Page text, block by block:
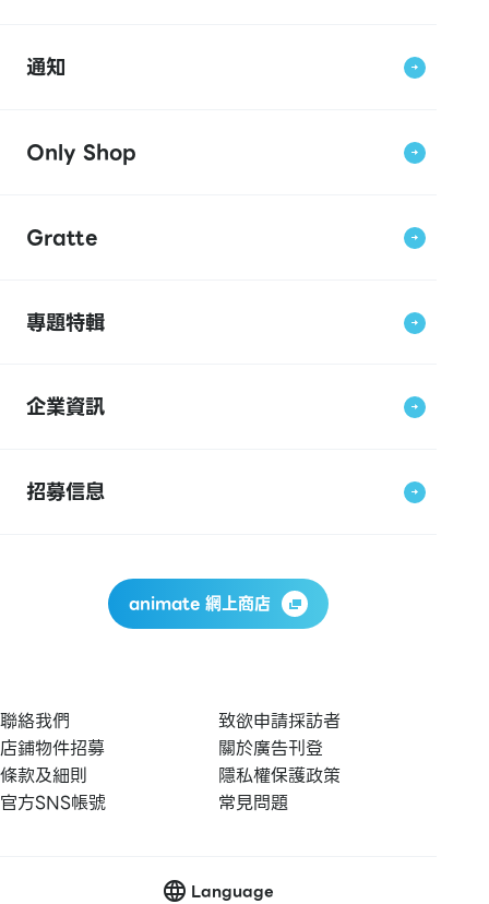
通知
Only Shop
Gratte
專題特輯
企業資訊
招募信息
animate 網上商店
聯絡我們
致欲申請採訪者
店鋪物件招募
關於廣告刊登
條款及細則
隱私權保護政策
官方SNS帳號
常見問題
Language